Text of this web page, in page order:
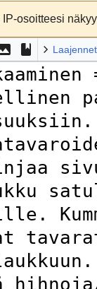
IP-osoitteesi